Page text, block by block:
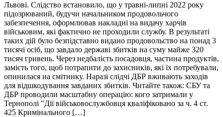
Львові. Слідство встановило, що у травні-липні 2022 року
підозрюваний, будучи начальником продовольчого
забезпечення, оформлював накладні на видачу харчів
військовим, які фактично не проходили службу. В результаті
таких дій було безпідставно видано продовольство на понад 3
тисячі осіб, що завдало державі збитків на суму майже 320
тисяч гривень. Через недбалість посадовця, частина продуктів,
замість того, щоб потрапити до захисників, які їх потребували,
опинилася на смітнику. Наразі слідчі ДБР вживають заходів
для відшкодування завданих збитків. Читайте також: СБУ та
ДБР проводили масштабну операцію: кого затримали у
Тернополі "Дії військовослужбовця кваліфіковано за ч. 4 ст.
425 Кримінального […]